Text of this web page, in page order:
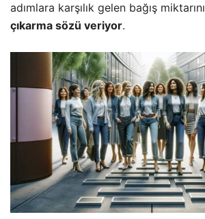
adımlara karşılık gelen bağış miktarını
çıkarma sözü veriyor.